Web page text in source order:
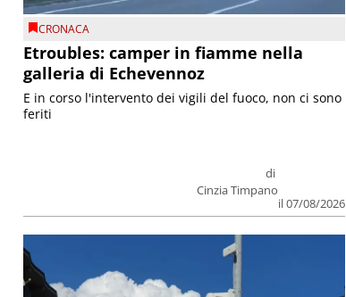
CRONACA
Etroubles: camper in fiamme nella
galleria di Echevennoz
di
Cinzia Timpano
il 07/08/2026
E in corso l'intervento dei vigili del fuoco, non ci sono
feriti